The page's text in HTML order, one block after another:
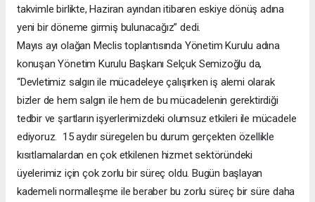
takvimle birlikte, Haziran ayından itibaren eskiye dönüş adına
yeni bir döneme girmiş bulunacağız” dedi.
Mayıs ayı olağan Meclis toplantısında Yönetim Kurulu adına
konuşan Yönetim Kurulu Başkanı Selçuk Semizoğlu da,
“Devletimiz salgın ile mücadeleye çalışırken iş alemi olarak
bizler de hem salgın ile hem de bu mücadelenin gerektirdiği
tedbir ve şartların işyerlerimizdeki olumsuz etkileri ile mücadele
ediyoruz. 15 aydır süregelen bu durum gerçekten özellikle
kısıtlamalardan en çok etkilenen hizmet sektöründeki
üyelerimiz için çok zorlu bir süreç oldu. Bugün başlayan
kademeli normalleşme ile beraber bu zorlu süreç bir süre daha